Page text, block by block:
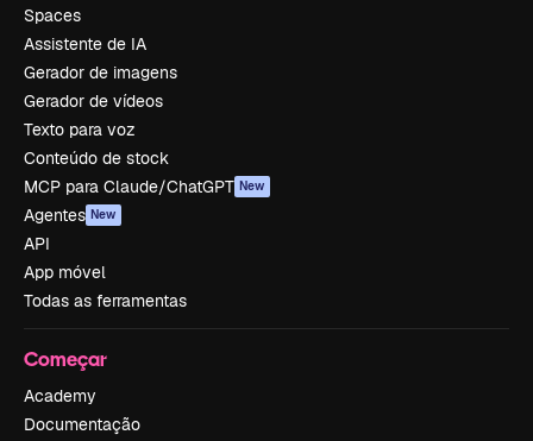
Spaces
Assistente de IA
Gerador de imagens
Gerador de vídeos
Texto para voz
Conteúdo de stock
MCP para Claude/ChatGPT New
Agentes New
API
App móvel
Todas as ferramentas
Começar
Academy
Documentação